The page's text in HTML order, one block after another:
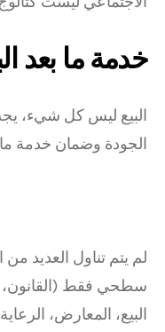
خدمة ما بعد
البيع ليس كل شيء،
الجودة وضمان خدمة ما
لم يتم تناول العديد
البيع، المعارض،